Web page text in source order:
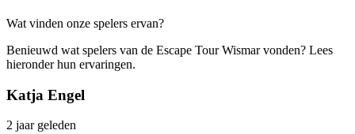
Wat vinden onze spelers ervan?
Benieuwd wat spelers van de Escape Tour Wismar vonden? Lees
hieronder hun ervaringen.
Katja Engel
2 jaar geleden